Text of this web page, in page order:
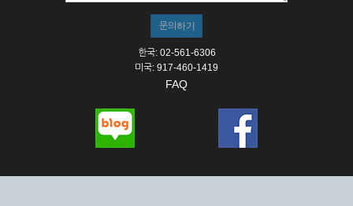
한국: 02-561-6306
미국: 917-460-1419
FAQ